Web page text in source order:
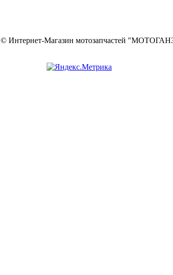
© Интернет-Магазин мотозапчастей